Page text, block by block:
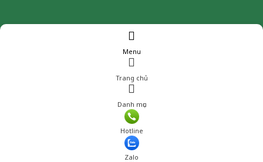
Menu
Trang chủ
Danh mục
Hotline
Zalo